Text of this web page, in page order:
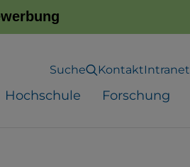
Suche KontaktIntranet
Hochschule Forschung